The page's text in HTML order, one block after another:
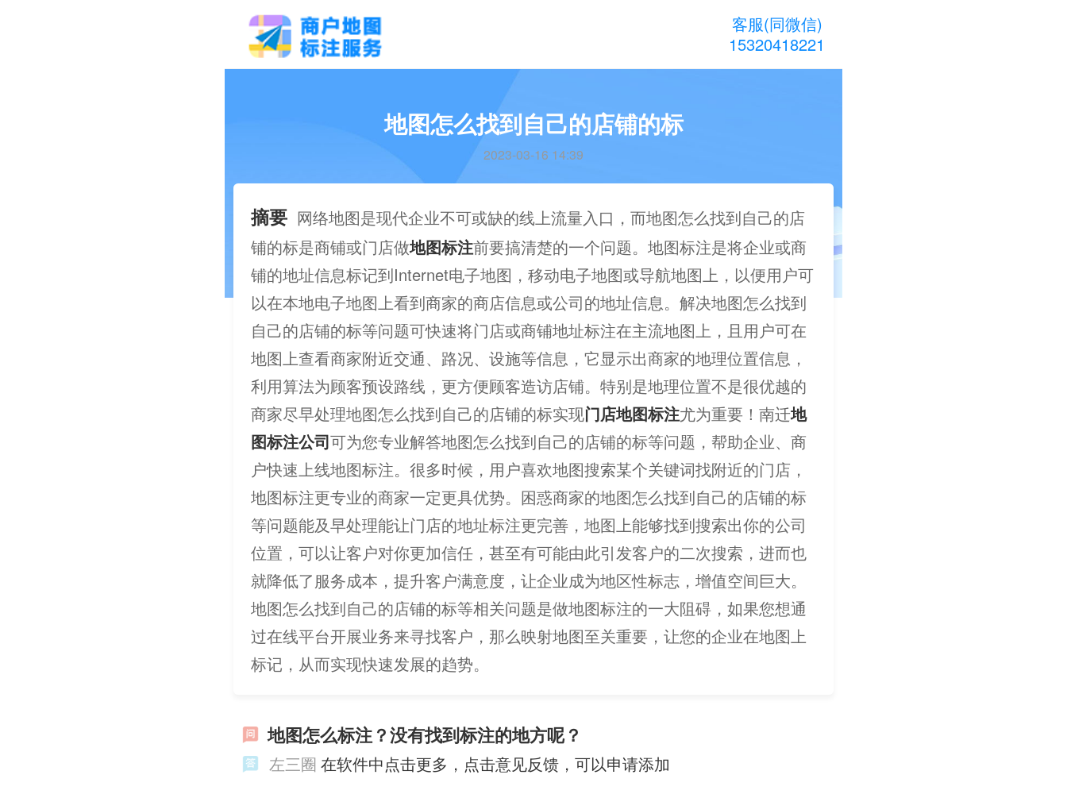
客服(同微信)
15320418221
地图怎么找到自己的店铺的标
2023-03-16 14:39
摘要 网络地图是现代企业不可或缺的线上流量入口，而地图怎么找到自己的店
铺的标是商铺或门店做地图标注前要搞清楚的一个问题。地图标注是将企业或商
铺的地址信息标记到Internet电子地图，移动电子地图或导航地图上，以便用户可
以在本地电子地图上看到商家的商店信息或公司的地址信息。解决地图怎么找到
自己的店铺的标等问题可快速将门店或商铺地址标注在主流地图上，且用户可在
地图上查看商家附近交通、路况、设施等信息，它显示出商家的地理位置信息，
利用算法为顾客预设路线，更方便顾客造访店铺。特别是地理位置不是很优越的
商家尽早处理地图怎么找到自己的店铺的标实现门店地图标注尤为重要！南迁地
图标注公司可为您专业解答地图怎么找到自己的店铺的标等问题，帮助企业、商
户快速上线地图标注。很多时候，用户喜欢地图搜索某个关键词找附近的门店，
地图标注更专业的商家一定更具优势。困惑商家的地图怎么找到自己的店铺的标
等问题能及早处理能让门店的地址标注更完善，地图上能够找到搜索出你的公司
位置，可以让客户对你更加信任，甚至有可能由此引发客户的二次搜索，进而也
就降低了服务成本，提升客户满意度，让企业成为地区性标志，增值空间巨大。
地图怎么找到自己的店铺的标等相关问题是做地图标注的一大阻碍，如果您想通
过在线平台开展业务来寻找客户，那么映射地图至关重要，让您的企业在地图上
标记，从而实现快速发展的趋势。
地图怎么标注？没有找到标注的地方呢？
左三圈 在软件中点击更多，点击意见反馈，可以申请添加